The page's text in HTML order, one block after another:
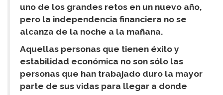
uno de los grandes retos en un nuevo año,
pero la independencia financiera no se
alcanza de la noche a la mañana.
Aquellas personas que tienen éxito y
estabilidad económica no son sólo las
personas que han trabajado duro la mayor
parte de sus vidas para llegar a donde